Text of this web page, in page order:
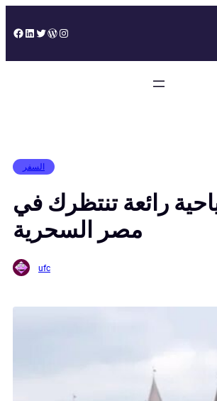
to
Facebook
LinkedIn
Twitter
WordPress
Instagram
السفر
رائعة تنتظرك في
مصر السحرية
ufc